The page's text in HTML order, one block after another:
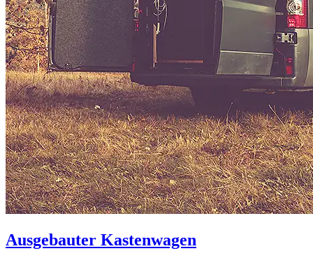
Ausgebauter Kastenwagen